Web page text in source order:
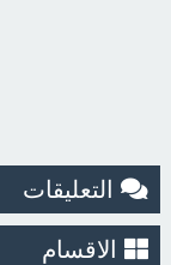
التعليقات
الاقسام